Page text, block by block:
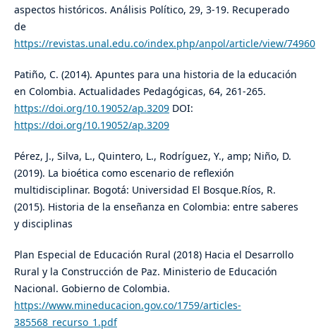
aspectos históricos. Análisis Político, 29, 3-19. Recuperado
de
https://revistas.unal.edu.co/index.php/anpol/article/view/74960
Patiño, C. (2014). Apuntes para una historia de la educación
en Colombia. Actualidades Pedagógicas, 64, 261-265.
https://doi.org/10.19052/ap.3209DOI:
https://doi.org/10.19052/ap.3209
Pérez, J., Silva, L., Quintero, L., Rodríguez, Y., amp; Niño, D.
(2019). La bioética como escenario de reflexión
multidisciplinar. Bogotá: Universidad El Bosque.Ríos, R.
(2015). Historia de la enseñanza en Colombia: entre saberes
y disciplinas
Plan Especial de Educación Rural (2018) Hacia el Desarrollo
Rural y la Construcción de Paz. Ministerio de Educación
Nacional. Gobierno de Colombia.
https://www.mineducacion.gov.co/1759/articles-
385568_recurso_1.pdf